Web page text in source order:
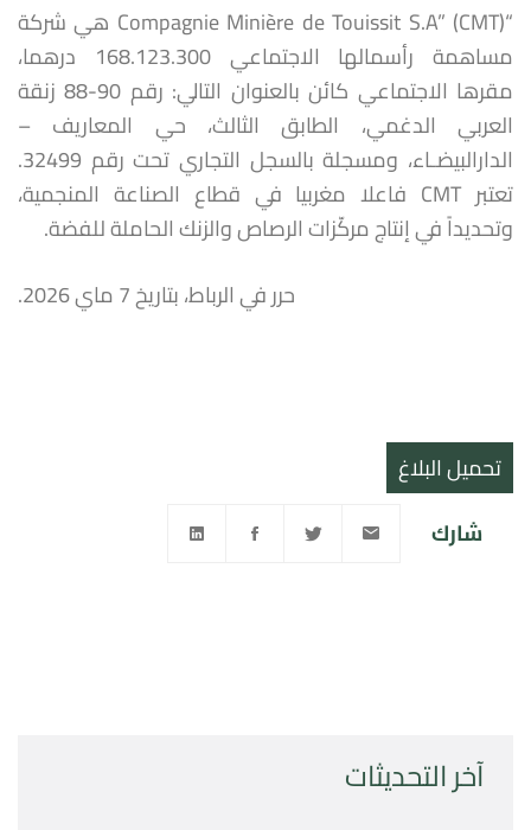
آخر التحديثات
“Compagnie Minière de Touissit S.A” (CMT) هي شركة
مساهمة رأسمالها الاجتماعي 168.123.300 درهما،
مقرها الاجتماعي كائن بالعنوان التالي: رقم 90-88 زنقة
العربي الدغمي، الطابق الثالث، حي المعاريف –
الدارالبيضـاء، ومسجلة بالسجل التجاري تحت رقم 32499.
تعتبر CMT فاعلا مغربيا في قطاع الصناعة المنجمية،
وتحديداً في إنتاج مركّزات الرصاص والزنك الحاملة للفضة.
حرر في الرباط، بتاريخ 7 ماي 2026.
تحميل البلاغ
شارك